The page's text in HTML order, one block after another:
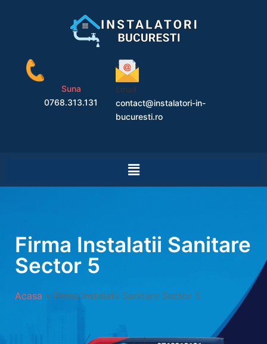
Suna
0768.313.131
Email
contact@instalatori-in-
bucuresti.ro
Firma Instalatii Sanitare
Sector 5
Acasa » Firma Instalatii Sanitare Sector 5